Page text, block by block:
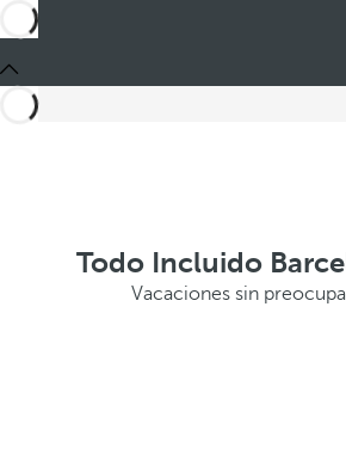
Todo Incluido
Vacaciones sin